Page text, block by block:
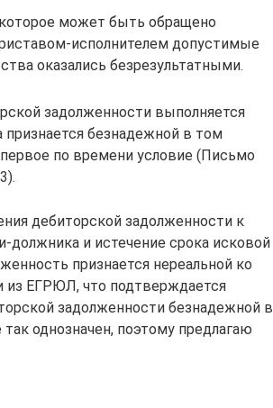
может быть обращено
исполнителем допустимые
оказались безрезультатными.
задолженности выполняется
признается безнадежной в том
по времени условие (Письмо
дебиторской задолженности к
должника и истечение срока исковой
признается нереальной ко
из ЕГРЮЛ, что подтверждается
задолженности безнадежной в
однозначен, поэтому предлагаю